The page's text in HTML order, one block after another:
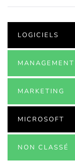
LOGICIELS
MANAGEMENT
MARKETING
MICROSOFT
NON CLASSÉ